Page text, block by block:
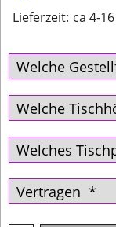
Lieferzeit: ca 4-